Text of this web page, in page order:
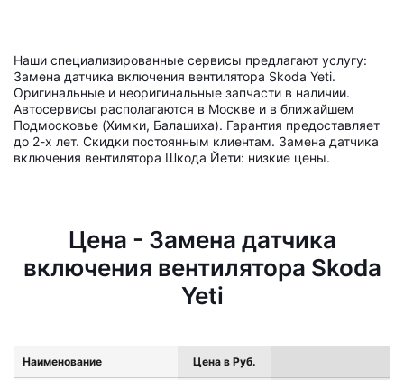
Наши специализированные сервисы предлагают услугу:
Замена датчика включения вентилятора Skoda Yeti.
Оригинальные и неоригинальные запчасти в наличии.
Автосервисы располагаются в Москве и в ближайшем
Подмосковье (Химки, Балашиха). Гарантия предоставляет
до 2-х лет. Скидки постоянным клиентам. Замена датчика
включения вентилятора Шкода Йети: низкие цены.
Цена - Замена датчика
включения вентилятора Skoda
Yeti
Наименование Цена в Руб.